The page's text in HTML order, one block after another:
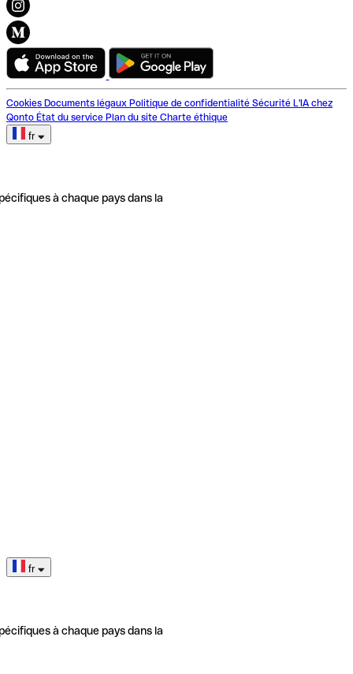
Cookies Documents légaux Politique de confidentialité Sécurité L'IA chez
Qonto État du service Plan du site Charte éthique
fr
à chaque pays dans la
fr
à chaque pays dans la